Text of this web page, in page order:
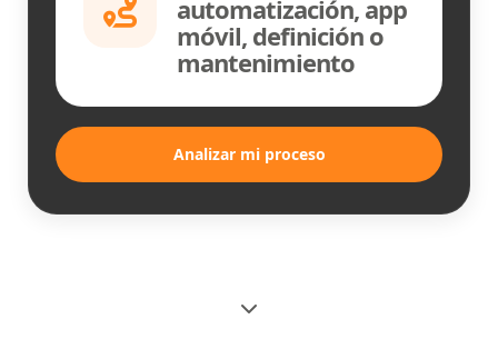
automatización, app
móvil, definición o
mantenimiento
Analizar mi proceso